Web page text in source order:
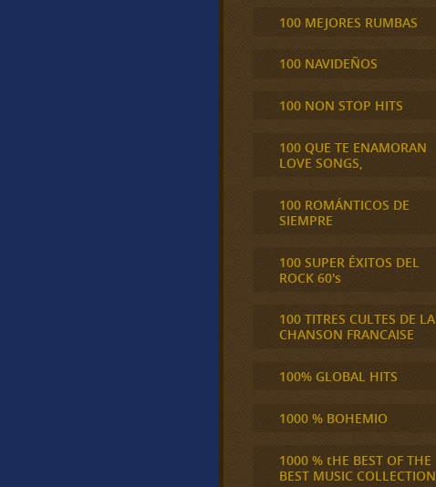
100 MEJORES RUMBAS
100 NAVIDEÑOS
100 NON STOP HITS
100 QUE TE ENAMORAN
LOVE SONGS,
100 ROMÁNTICOS DE
SIEMPRE
100 SUPER ÉXITOS DEL
ROCK 60's
100 TITRES CULTES DE LA
CHANSON FRANCAISE
100% GLOBAL HITS
1000 % BOHEMIO
1000 % tHE BEST OF THE
BEST MUSIC COLLECTION